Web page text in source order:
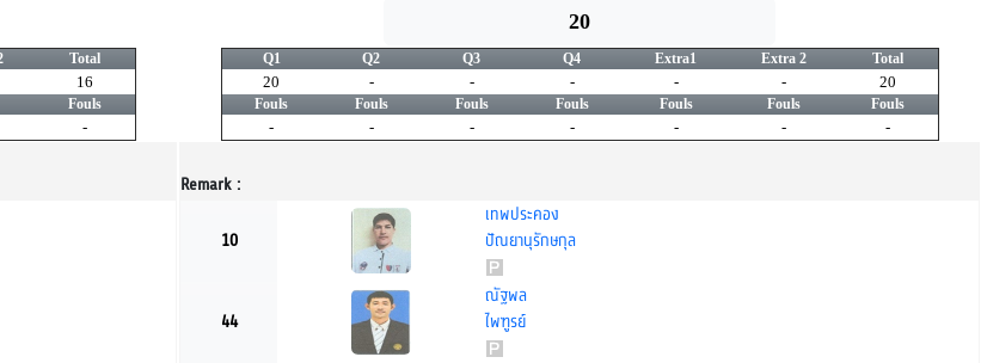
Total
16
Fouls
-
20
Q1 Q2 Q3 Q4 Extra1 Extra 2 Total
20 - - - - - 20
Fouls Fouls Fouls Fouls Fouls Fouls Fouls
- - - - - - -
Remark :
10
เทพประคอง
ปัณยานุรักษกุล
44
ณัฐพล
ไพฑูรย์